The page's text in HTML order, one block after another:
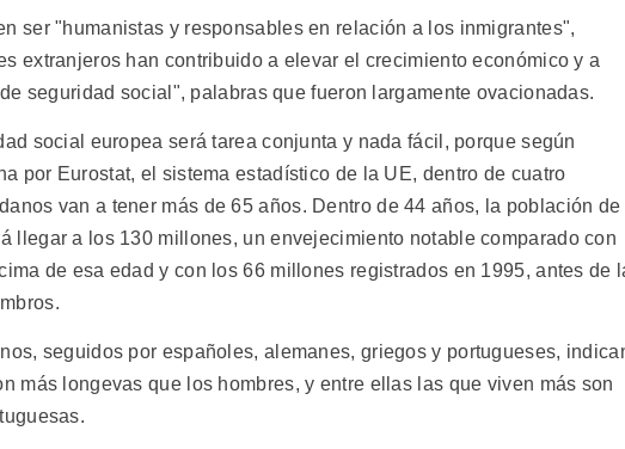
ser "humanistas y responsables en relación a los inmigrantes",
extranjeros han contribuido a elevar el crecimiento económico y a
seguridad social", palabras que fueron largamente ovacionadas.
social europea será tarea conjunta y nada fácil, porque según
por Eurostat, el sistema estadístico de la UE, dentro de cuatro
van a tener más de 65 años. Dentro de 44 años, la población de
llegar a los 130 millones, un envejecimiento notable comparado con
de esa edad y con los 66 millones registrados en 1995, antes de
seguidos por españoles, alemanes, griegos y portugueses,
más longevas que los hombres, y entre ellas las que viven más son